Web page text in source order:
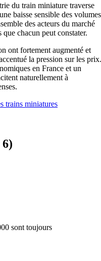
du train miniature traverse
baisse sensible des volumes
des acteurs du marché
chacun peut constater.
ont fortement augmenté et
la pression sur les prix.
en France et un
naturellement à
trains miniatures
sont toujours